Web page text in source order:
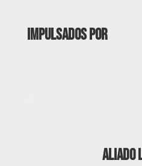
impulsados por
ALIADO